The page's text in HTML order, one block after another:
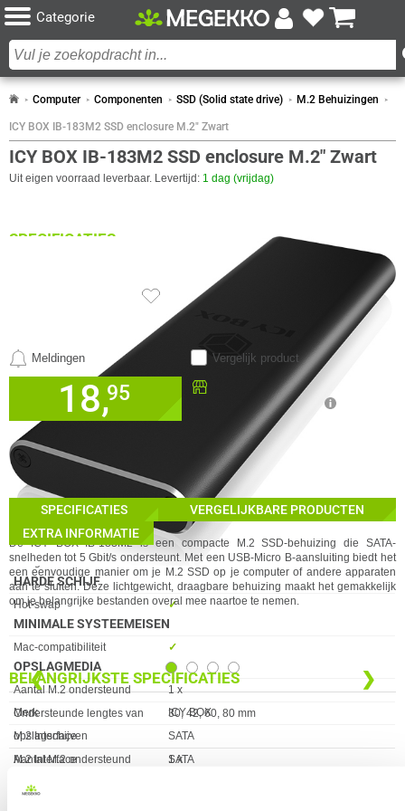
Categorie
Computer Componenten SSD (Solid state drive) M.2 Behuizingen
ICY BOX IB-183M2 SSD enclosure M.2" Zwart
ICY BOX IB-183M2 SSD enclosure M.2" Zwart
Uit eigen voorraad leverbaar. Levertijd: 1 dag (vrijdag)
❮ ❯
De ICY BOX IB-183M2 is een compacte M.2 SSD-behuizing die SATA-
snelheden tot 5 Gbit/s ondersteunt. Met een USB-Micro B-aansluiting biedt het
een eenvoudige manier om je M.2 SSD op je computer of andere apparaten
aan te sluiten. Deze lichtgewicht, draagbare behuizing maakt het gemakkelijk
om je belangrijke bestanden overal mee naartoe te nemen.
BELANGRIJKSTE SPECIFICATIES
Eigenschap Waarde
Merk
ICY BOX
M.2 Interface
SATA
Aantal M.2 ondersteund
1 x
Overdrachtssnelheid
18,95
Beschikbaar in onze
Megekko Shop Breda
Nu bestellen morgen in huis!
30 dagen bedenktermijn!
✓ 24 maanden garantie!
✓ Achteraf betalen!
Vergelijk product
Meldingen
GA NAAR
SPECIFICATIES
VERGELIJKBARE PRODUCTEN
EXTRA INFORMATIE
SPECIFICATIES
HDD, Stroom
Type product
SDD-behuizing
Waarde
Type stroombron
GEHEUGEN
Eigenschap
Overdrachtssnelheid
GEWICHT EN OMVANG
Eigenschap
Breedte
99 mm
Diepte
35 mm
Gewicht
57 g
Hoogte
11 mm
HARDE SCHIJF
Eigenschap Waarde
Hot-swap ✓︎
MINIMALE SYSTEEMEISEN
Eigenschap Waarde
Mac-compatibiliteit ✓︎
OPSLAGMEDIA
Eigenschap Waarde
Aantal M.2 ondersteund
1 x
Ondersteunde lengtes van
opslagschijven
30, 42, 60, 80 mm
M.2 Interface
SATA
Opslag schijfgrootte